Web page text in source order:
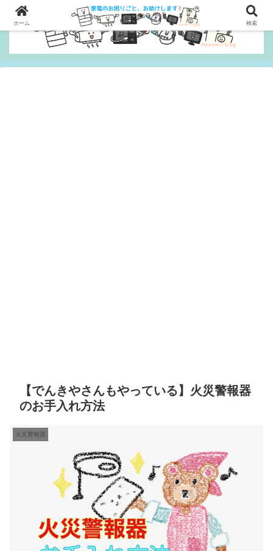
【でんきやさんもやっている】火災警報器
のお手入れ方法
火災警報器
ホーム 検索